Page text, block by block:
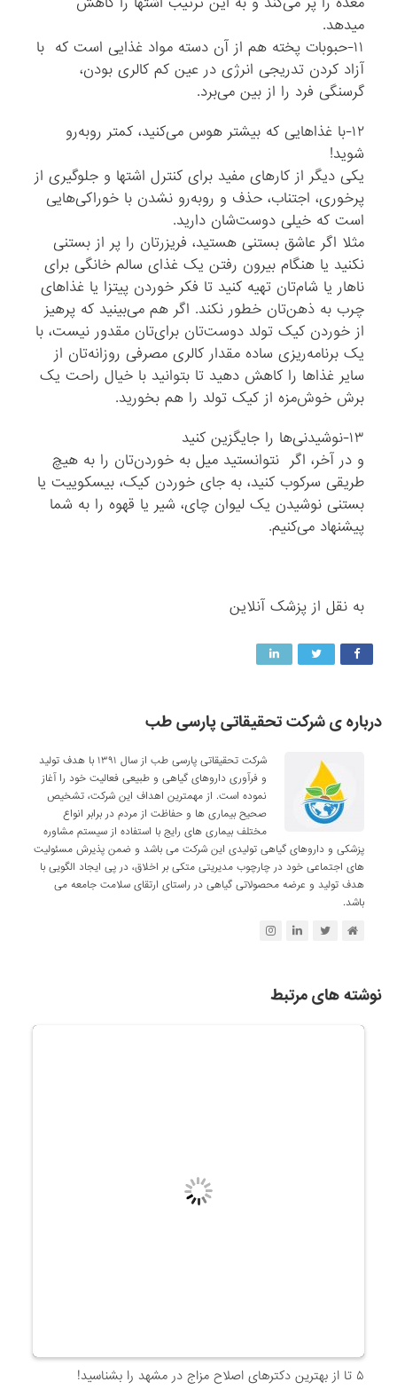
میدهد.
۱۱-حبوبات پخته هم از آن دسته مواد غذایی است که با
آزاد کردن تدریجی انرژی در عین کم کالری بودن،
گرسنگی فرد را از بین می‌برد.
۱۲-با غذاهایی که بیشتر هوس می‌کنید، کمتر روبه‌رو
شوید!
یکی دیگر از کارهای مفید برای کنترل اشتها و جلوگیری از
پرخوری، اجتناب، حذف و روبه‌رو نشدن با خوراکی‌هایی
است که خیلی دوست‌شان دارید.
مثلا اگر عاشق بستنی هستید، فریزرتان را پر از بستنی
نکنید یا هنگام بیرون رفتن یک غذای سالم خانگی برای
ناهار یا شام‌تان تهیه کنید تا فکر خوردن پیتزا یا غذاهای
چرب به ذهن‌تان خطور نکند. اگر هم می‌بینید که پرهیز
از خوردن کیک تولد دوست‌تان برای‌تان مقدور نیست، با
یک برنامه‌ریزی ساده مقدار کالری مصرفی روزانه‌تان از
سایر غذاها را کاهش دهید تا بتوانید با خیال راحت یک
برش خوش‌مزه از کیک تولد را هم بخورید.
۱۳-نوشیدنی‌ها را جایگزین کنید
و در آخر، اگر نتوانستید میل به خوردن‌تان را به هیچ
طریقی سرکوب کنید، به جای خوردن کیک، بیسکوییت یا
بستنی نوشیدن یک لیوان چای، شیر یا قهوه را به شما
پیشنهاد می‌کنیم.
به نقل از پزشک آنلاین
درباره ی شرکت تحقیقاتی پارسی طب
شرکت تحقیقاتی پارسی طب از سال ۱۳۹۱ با هدف تولید
و فرآوری داروهای گیاهی و طبیعی فعالیت خود را آغاز
نموده است. از مهمترین اهداف این شرکت، تشخیص
صحیح بیماری ها و حفاظت از مردم در برابر انواع
مختلف بیماری های رایج با استفاده از سیستم مشاوره
پزشکی و داروهای گیاهی تولیدی این شرکت می باشد و ضمن پذیرش مسئولیت
های اجتماعی خود در چارچوب مدیریتی متکی بر اخلاق، در پی ایجاد الگویی با
هدف تولید و عرضه محصولاتی گیاهی در راستای ارتقای سلامت جامعه می
باشد.
نوشته های مرتبط
۵ تا از بهترین دکتر‌های اصلاح مزاج در مشهد را بشناسید!